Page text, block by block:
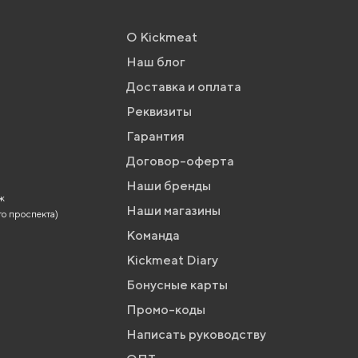
проспекта)
О Kickmeat
Наш блог
Доставка и оплата
Реквизиты
Гарантия
Договор-оферта
Наши бренды
Наши магазины
Команда
Kickmeat Diary
Бонусные карты
Промо-коды
Написать руководству